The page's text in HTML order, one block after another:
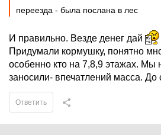
переезда - была послана в лес
И правильно. Везде денег дай
Придумали кормушку, понятно
особенно кто на 7,8,9 этажах. Мы
заносили- впечатлений масса. До
Ответить